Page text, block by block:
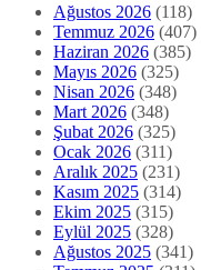
Ağustos 2026 (118)
Temmuz 2026 (407)
Haziran 2026 (385)
Mayıs 2026 (325)
Nisan 2026 (348)
Mart 2026 (348)
Şubat 2026 (325)
Ocak 2026 (311)
Aralık 2025 (231)
Kasım 2025 (314)
Ekim 2025 (315)
Eylül 2025 (328)
Ağustos 2025 (341)